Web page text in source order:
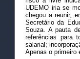
UDEMO iria se
chegou a reunir,
Secretário da
Souza. A pauta
referências para
salarial;
Apenas o primeiro